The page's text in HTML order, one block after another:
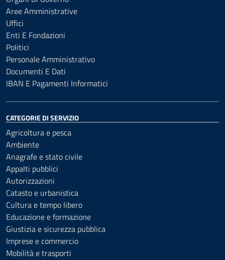
Aree Amministrative
Uffici
Enti E Fondazioni
Politici
Personale Amministrativo
Documenti E Dati
IBAN E Pagamenti Informatici
CATEGORIE DI SERVIZIO
Agricoltura e pesca
Ambiente
Anagrafe e stato civile
Appalti pubblici
Autorizzazioni
Catasto e urbanistica
Cultura e tempo libero
Educazione e formazione
Giustizia e sicurezza pubblica
Imprese e commercio
Mobilità e trasporti